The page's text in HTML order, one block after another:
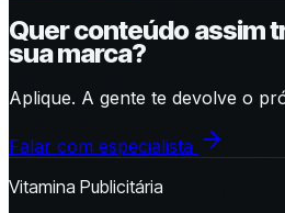
Quer conteúdo assim
sua marca?
Aplique. A gente te devolve o
Falar com especialista
Vitamina Publicitária